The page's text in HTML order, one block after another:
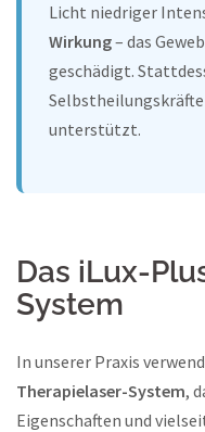
Licht niedriger
Wirkung– das
geschädigt.
unterstützt.
Das iLux-
System
In unserer Praxis
Therapielaser-System,
Eigenschaften und